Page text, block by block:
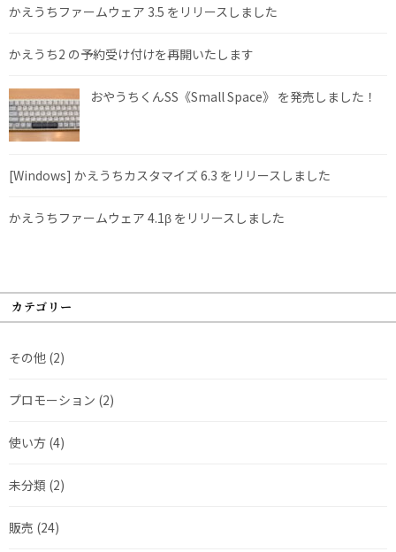
かえうちファームウェア 3.5 をリリースしました
かえうち2 の予約受け付けを再開いたします
おやうちくんSS《Small Space》 を発売しました！
[Windows] かえうちカスタマイズ 6.3 をリリースしました
かえうちファームウェア 4.1β をリリースしました
カテゴリー
その他 (2)
プロモーション (2)
使い方 (4)
未分類 (2)
販売 (24)